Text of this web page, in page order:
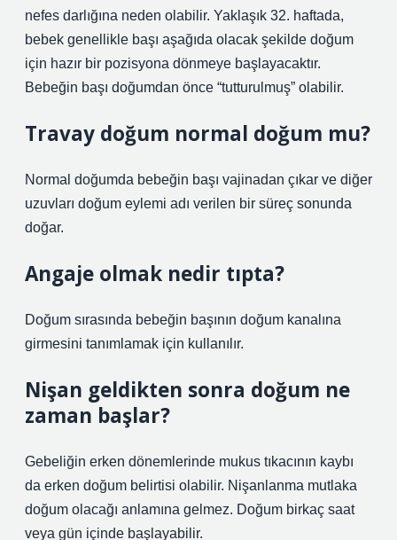
nefes darlığına neden olabilir. Yaklaşık 32. haftada,
bebek genellikle başı aşağıda olacak şekilde doğum
için hazır bir pozisyona dönmeye başlayacaktır.
Bebeğin başı doğumdan önce “tutturulmuş” olabilir.
Travay doğum normal doğum mu?
Normal doğumda bebeğin başı vajinadan çıkar ve diğer
uzuvları doğum eylemi adı verilen bir süreç sonunda
doğar.
Angaje olmak nedir tıpta?
Doğum sırasında bebeğin başının doğum kanalına
girmesini tanımlamak için kullanılır.
Nişan geldikten sonra doğum ne
zaman başlar?
Gebeliğin erken dönemlerinde mukus tıkacının kaybı
da erken doğum belirtisi olabilir. Nişanlanma mutlaka
doğum olacağı anlamına gelmez. Doğum birkaç saat
veya gün içinde başlayabilir.